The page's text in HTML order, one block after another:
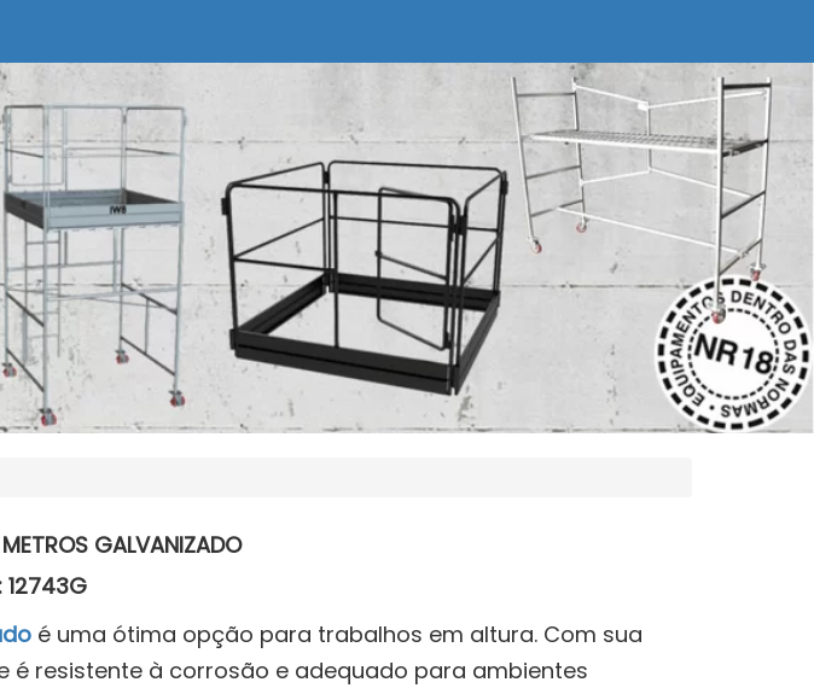
GALVANIZADO
é uma ótima opção para trabalhos em altura. Com sua
resistente à corrosão e adequado para ambientes